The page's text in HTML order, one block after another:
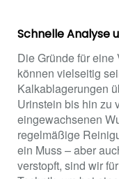
Schnelle Analyse
Die Gründe für
können vielseitig
Kalkablagerungen
Urinstein bis hin zu
eingewachsenen
regelmäßige
ein Muss – aber
verstopft, sind wir